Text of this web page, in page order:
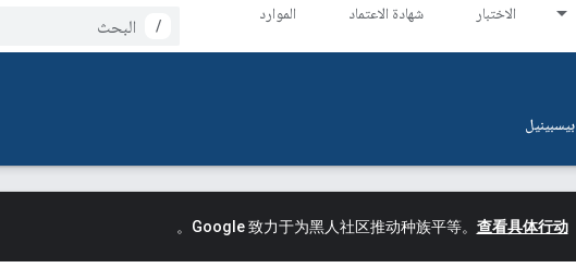
الاختبار شهادة الاعتماد الموارد
/
بيسبينيل
Google 致力于为黑人社区推动种族平等。 查看具体行动
。